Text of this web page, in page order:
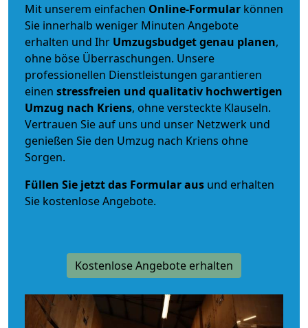
Mit unserem einfachen Online-Formular können
Sie innerhalb weniger Minuten Angebote
erhalten und Ihr Umzugsbudgetgenau planen,
ohne böse Überraschungen. Unsere
professionellen Dienstleistungen garantieren
einen stressfreien und qualitativ hochwertigen
Umzug nach Kriens, ohne versteckte Klauseln.
Vertrauen Sie auf uns und unser Netzwerk und
genießen Sie den Umzug nach Kriens ohne
Sorgen.
Füllen Sie jetzt das Formular aus und erhalten
Sie kostenlose Angebote.
Kostenlose Angebote erhalten